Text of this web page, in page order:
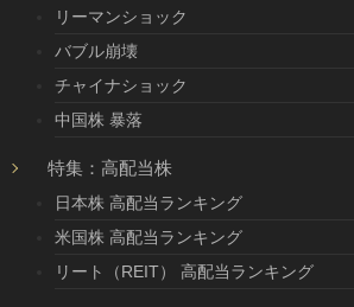
リーマンショック
バブル崩壊
チャイナショック
中国株 暴落
特集：高配当株
日本株 高配当ランキング
米国株 高配当ランキング
リート（REIT） 高配当ランキング